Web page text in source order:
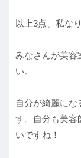
以上3点、私な
みなさんが美容
い。
自分が綺麗に
す。自分も美容
いですね！